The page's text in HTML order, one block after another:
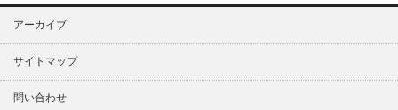
アーカイブ
サイトマップ
問い合わせ